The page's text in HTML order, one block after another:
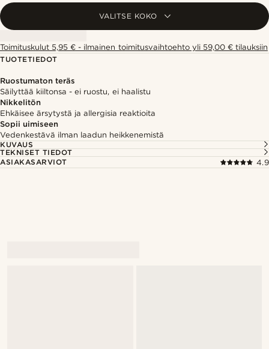
VALITSE KOKO
Toimituskulut 5,95 € - ilmainen toimitusvaihtoehto yli 59,00 € tilauksiin
TUOTETIEDOT
Ruostumaton teräs
Säilyttää kiiltonsa - ei ruostu, ei haalistu
Nikkelitön
Ehkäisee ärsytystä ja allergisia reaktioita
Sopii uimiseen
Vedenkestävä ilman laadun heikkenemistä
KUVAUS
TEKNISET TIEDOT
ASIAKASARVIOT
4.9